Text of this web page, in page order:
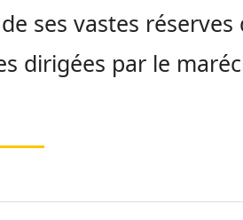
ses vastes réserves
dirigées par le